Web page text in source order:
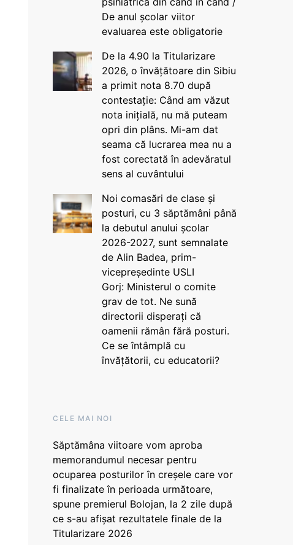
De anul școlar viitor
evaluarea este obligatorie
De la 4.90 la Titularizare
2026, o învățătoare din Sibiu
a primit nota 8.70 după
contestație: Când am văzut
nota inițială, nu mă puteam
opri din plâns. Mi-am dat
seama că lucrarea mea nu a
fost corectată în adevăratul
sens al cuvântului
Noi comasări de clase și
posturi, cu 3 săptămâni până
la debutul anului școlar
2026-2027, sunt semnalate
de Alin Badea, prim-
vicepreședinte USLI
Gorj: Ministerul o comite
grav de tot. Ne sună
directorii disperați că
oamenii rămân fără posturi.
Ce se întâmplă cu
învățătorii, cu educatorii?
CELE MAI NOI
Săptămâna viitoare vom aproba
memorandumul necesar pentru
ocuparea posturilor în creșele care vor
fi finalizate în perioada următoare,
spune premierul Bolojan, la 2 zile după
ce s-au afișat rezultatele finale de la
Titularizare 2026